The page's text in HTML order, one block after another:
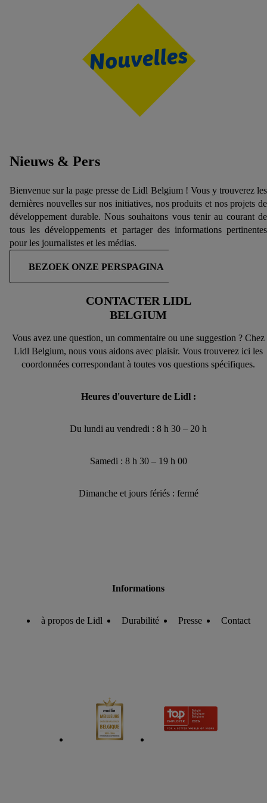
Nieuws & Pers
Bienvenue sur la page presse de Lidl Belgium ! Vous y trouverez les
dernières nouvelles sur nos initiatives, nos produits et nos projets de
développement durable. Nous souhaitons vous tenir au courant de
tous les développements et partager des informations pertinentes
pour les journalistes et les médias.
BEZOEK ONZE PERSPAGINA
CONTACTER LIDL
BELGIUM
Vous avez une question, un commentaire ou une suggestion ? Chez
Lidl Belgium, nous vous aidons avec plaisir. Vous trouverez ici les
coordonnées correspondant à toutes vos questions spécifiques.
Heures d'ouverture de Lidl :
Du lundi au vendredi : 8 h 30 – 20 h
Samedi : 8 h 30 – 19 h 00
Dimanche et jours fériés : fermé
Informations
à propos de Lidl Durabilité Presse Contact
En cliquant sur « Refuser », vous pouvez autoriser uniquement
l’utilisation des technologies nécessaires. En cliquant sur «
Accepter », vous autorisez tous les traitements pour toutes les
finalités susmentionnées. Vous trouverez de plus amples
informations sur la durée de conservation des données et votre
droit de révoquer votre consentement à tout moment avec effet
déclaration relative à la protection des
Vous trouverez les impressions ici.